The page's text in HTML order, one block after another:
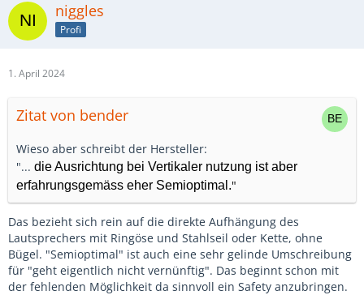
niggles
Profi
1. April 2024
Zitat von bender
Wieso aber schreibt der Hersteller:
"... die Ausrichtung bei Vertikaler nutzung ist aber
erfahrungsgemäss eher Semioptimal."
Das bezieht sich rein auf die direkte Aufhängung des
Lautsprechers mit Ringöse und Stahlseil oder Kette, ohne
Bügel. "Semioptimal" ist auch eine sehr gelinde Umschreibung
für "geht eigentlich nicht vernünftig". Das beginnt schon mit
der fehlenden Möglichkeit da sinnvoll ein Safety anzubringen.